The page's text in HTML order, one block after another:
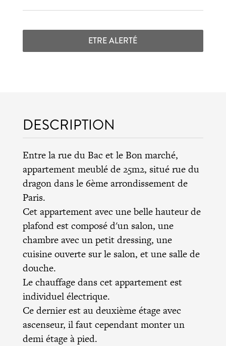
ETRE ALERTÉ
DESCRIPTION
Entre la rue du Bac et le Bon marché,
appartement meublé de 25m2, situé rue du
dragon dans le 6ème arrondissement de
Paris.
Cet appartement avec une belle hauteur de
plafond est composé d'un salon, une
chambre avec un petit dressing, une
cuisine ouverte sur le salon, et une salle de
douche.
Le chauffage dans cet appartement est
individuel électrique.
Ce dernier est au deuxième étage avec
ascenseur, il faut cependant monter un
demi étage à pied.